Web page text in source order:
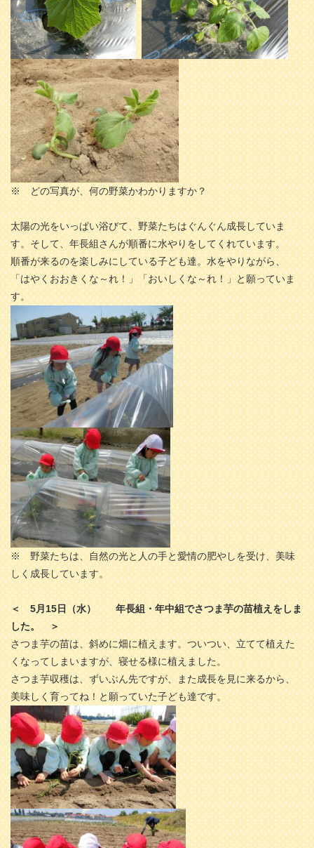
※ どの写真が、何の野菜かわかりますか？
太陽の光をいっぱい浴びて、野菜たちはぐんぐん成長していま
す。そして、年長組さんが順番に水やりをしてくれています。
順番が来るのを楽しみにしている子ども達。水をやりながら、
「はやくおおきくな～れ！」「おいしくな～れ！」と願っていま
す。
※ 野菜たちは、自然の光と人の手と愛情の肥やしを受け、美味
しく成長しています。
＜ 5月15日（水）年長組・年中組でさつま芋の苗植えをしま
した。 ＞
さつま芋の苗は、斜めに畑に植えます。ついつい、立てて植えた
くなってしまいますが、寝せる様に植えました。
さつま芋収穫は、ずいぶん先ですが、また成長を見に来るから、
美味しく育ってね！と願っていた子ども達です。